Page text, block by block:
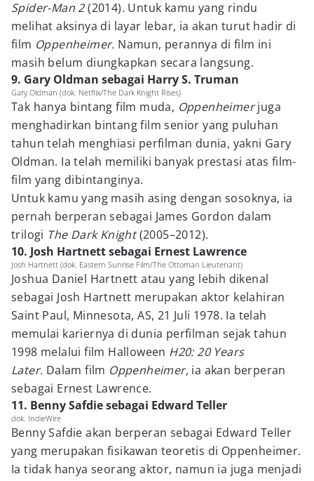
Spider-Man 2(2014). Untuk kamu yang rindu
melihat aksinya di layar lebar, ia akan turut hadir di
film Oppenheimer. Namun, perannya di film ini
masih belum diungkapkan secara langsung.
9. Gary Oldman sebagai Harry S. Truman
Gary Oldman (dok. Netflix/The Dark Knight Rises)
Tak hanya bintang film muda, Oppenheimerjuga
menghadirkan bintang film senior yang puluhan
tahun telah menghiasi perfilman dunia, yakni Gary
Oldman. Ia telah memiliki banyak prestasi atas film-
film yang dibintanginya.
Untuk kamu yang masih asing dengan sosoknya, ia
pernah berperan sebagai James Gordon dalam
trilogi The Dark Knight(2005–2012).
10. Josh Hartnett sebagai Ernest Lawrence
Josh Hartnett (dok. Eastern Sunrise Film/The Ottoman Lieutenant)
Joshua Daniel Hartnett atau yang lebih dikenal
sebagai Josh Hartnett merupakan aktor kelahiran
Saint Paul, Minnesota, AS, 21 Juli 1978. Ia telah
memulai kariernya di dunia perfilman sejak tahun
1998 melalui film Halloween H20: 20 Years
Later. Dalam film Oppenheimer, ia akan berperan
sebagai Ernest Lawrence.
11. Benny Safdie sebagai Edward Teller
dok. IndieWire
Benny Safdie akan berperan sebagai Edward Teller
yang merupakan fisikawan teoretis di Oppenheimer.
Ia tidak hanya seorang aktor, namun ia juga menjadi